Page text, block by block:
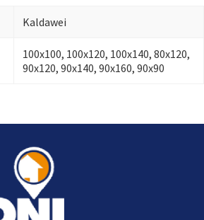
Kaldawei
100x100, 100x120, 100x140, 80x120,
90x120, 90x140, 90x160, 90x90